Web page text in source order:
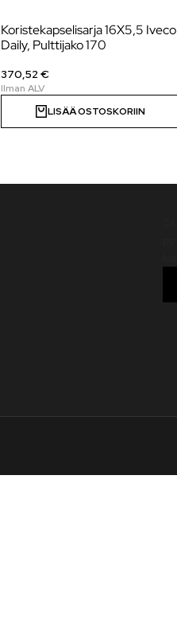
Koristekapselisarja 16X5,5 Iveco
Daily, Pulttijako 170
370,52 €
LISÄÄ OSTOSKORIIN